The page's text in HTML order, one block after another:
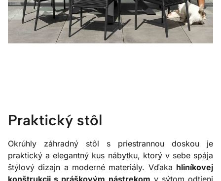
Praktický stôl
Okrúhly záhradný stôl s priestrannou doskou je
praktický a elegantný kus nábytku, ktorý v sebe spája
štýlový dizajn a moderné materiály. Vďaka hliníkovej
konštrukcii s práškovým nástrekom v sýtom odtieni